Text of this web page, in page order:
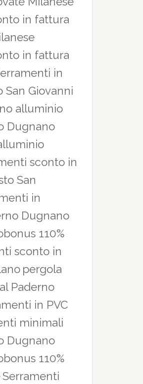
in fattura
in fattura
in
San Giovanni
alluminio
Dugnano
sconto in
San
in
Dugnano
110%
sconto in
pergola
Paderno
in PVC
minimali
Dugnano
110%
Serramenti